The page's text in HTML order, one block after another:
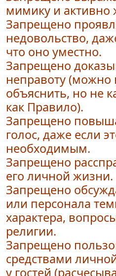
мимику и активно
Запрещено
недовольство,
что оно уместно.
Запрещено
неправоту (можно
объяснить, но не
как Правило).
Запрещено
голос, даже если
необходимым.
Запрещено р
его личной жизни.
Запрещено
или персонала
характера,
религии.
Запрещено
средствами
у гостей